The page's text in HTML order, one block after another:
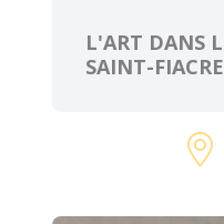
L'ART DANS
SAINT-FIACRE